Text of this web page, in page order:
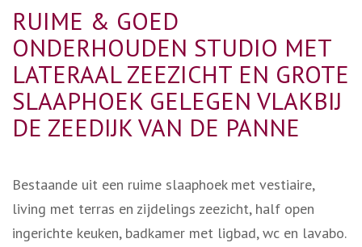
RUIME & GOED
ONDERHOUDEN STUDIO MET
LATERAAL ZEEZICHT EN GROTE
SLAAPHOEK GELEGEN VLAKBIJ
DE ZEEDIJK VAN DE PANNE
Bestaande uit een ruime slaaphoek met vestiaire,
living met terras en zijdelings zeezicht, half open
ingerichte keuken, badkamer met ligbad, wc en lavabo.